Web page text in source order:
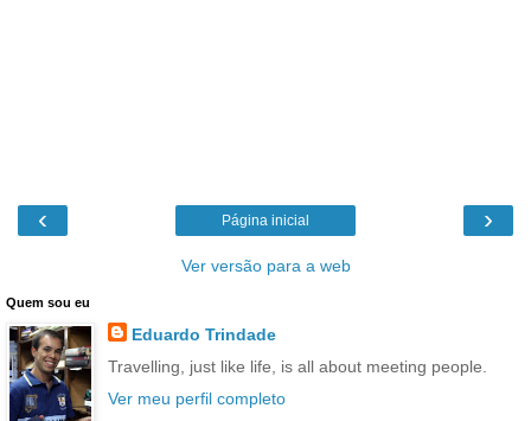
‹ ›
Página inicial
Ver versão para a web
Quem sou eu
Eduardo Trindade
Travelling, just like life, is all about meeting people.
Ver meu perfil completo